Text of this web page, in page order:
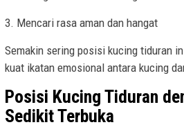
3. Mencari rasa aman dan hangat
Semakin sering posisi kucing tiduran
kuat ikatan emosional antara kucing
Posisi Kucing Tiduran
Sedikit Terbuka